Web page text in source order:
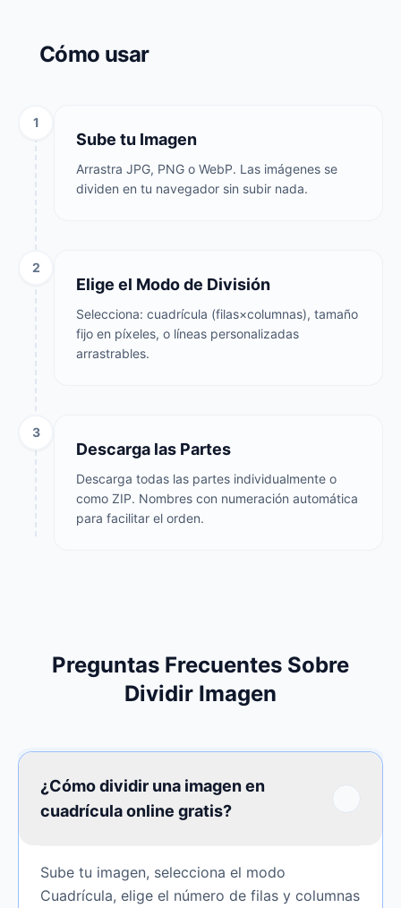
Cómo usar
1
Sube tu Imagen
Arrastra JPG, PNG o WebP. Las imágenes se
dividen en tu navegador sin subir nada.
2
Elige el Modo de División
Selecciona: cuadrícula (filas×columnas), tamaño
fijo en píxeles, o líneas personalizadas
arrastrables.
3
Descarga las Partes
Descarga todas las partes individualmente o
como ZIP. Nombres con numeración automática
para facilitar el orden.
Preguntas Frecuentes Sobre
Dividir Imagen
¿Cómo dividir una imagen en
cuadrícula online gratis?
Sube tu imagen, selecciona el modo
Cuadrícula, elige el número de filas y columnas